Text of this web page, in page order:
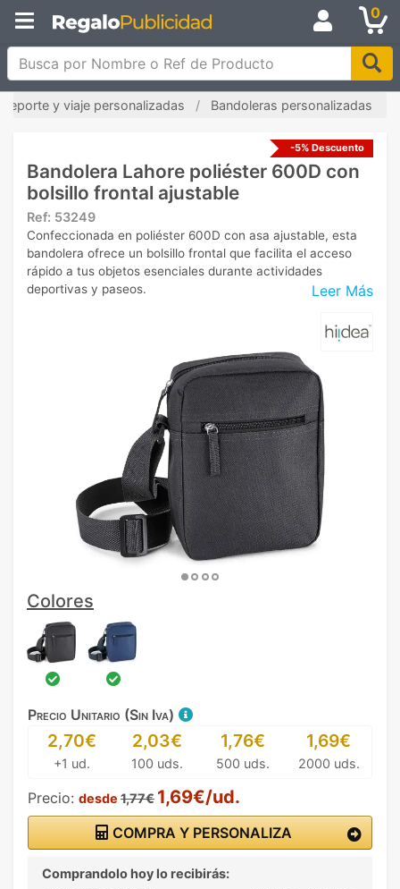
0
Busca por Nombre o Ref de Producto
y viaje personalizadas Bandoleras personalizadas
-5% Descuento
Bandolera Lahore poliéster 600D con
bolsillo frontal ajustable
Ref: 53249
Leer Más
Confeccionada en poliéster 600D con asa ajustable, esta
bandolera ofrece un bolsillo frontal que facilita el acceso
rápido a tus objetos esenciales durante actividades
deportivas y paseos.
Colores
Precio Unitario (Sin Iva)
2,70€
+1 ud.
2,03€
100 uds.
1,76€
500 uds.
1,69€
2000 uds.
Precio: desde 1,77€ 1,69€/ud.
COMPRA Y PERSONALIZA
Comprandolo hoy lo recibirás: